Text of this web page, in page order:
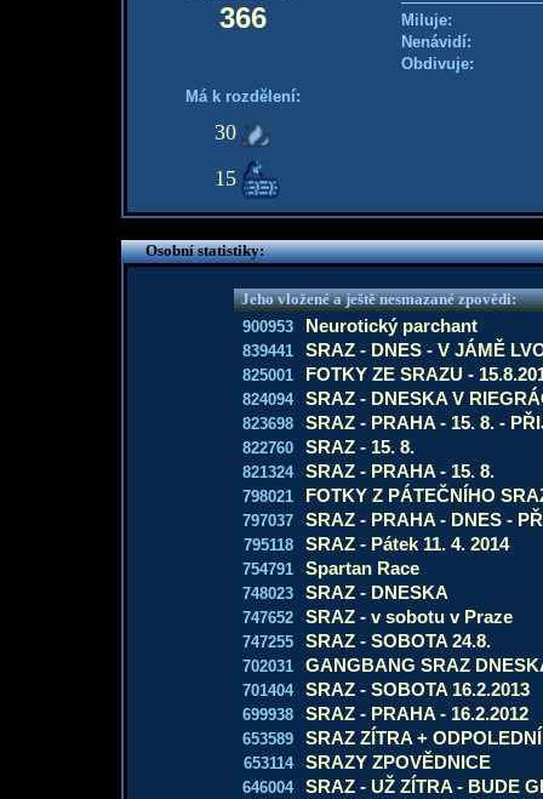
366
Má k rozdělení:
30
15
Miluje:
Nenávidí:
Obdivuje:
Osobní statistiky:
Jeho vložené a ještě nesmazané zpovědi:
900953
Neurotický parchant
839441 SRAZ - DNES - V JÁMĚ
825001 FOTKY ZE SRAZU -
824094 SRAZ - DNESKA V
823698 SRAZ - PRAHA - 15. 8. -
822760 SRAZ - 15. 8.
821324 SRAZ - PRAHA - 15. 8.
798021 FOTKY Z PÁTEČNÍHO
797037 SRAZ - PRAHA - DNES -
795118 SRAZ - Pátek 11. 4. 2014
754791 Spartan Race
748023 SRAZ - DNESKA
747652 SRAZ - v sobotu v Praze
747255 SRAZ - SOBOTA 24.8.
702031 GANGBANG SRAZ
701404 SRAZ - SOBOTA 16.2.2013
699938 SRAZ - PRAHA - 16.2.2012
653589 SRAZ ZÍTRA +
653114 SRAZY ZPOVĚDNICE
646004 SRAZ - UŽ ZÍTRA - BUDE